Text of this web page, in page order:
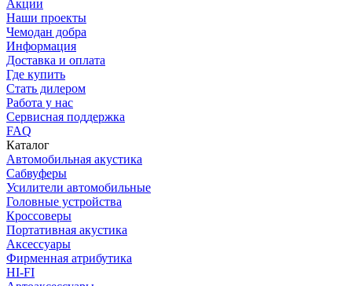
Акции
Наши проекты
Чемодан добра
Информация
Доставка и оплата
Где купить
Стать дилером
Работа у нас
Сервисная поддержка
FAQ
Каталог
Автомобильная акустика
Сабвуферы
Усилители автомобильные
Головные устройства
Кроссоверы
Портативная акустика
Аксессуары
Фирменная атрибутика
HI-FI